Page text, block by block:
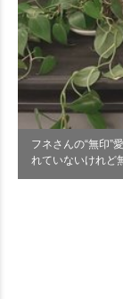
フネさんの“無印”
れていないけれど